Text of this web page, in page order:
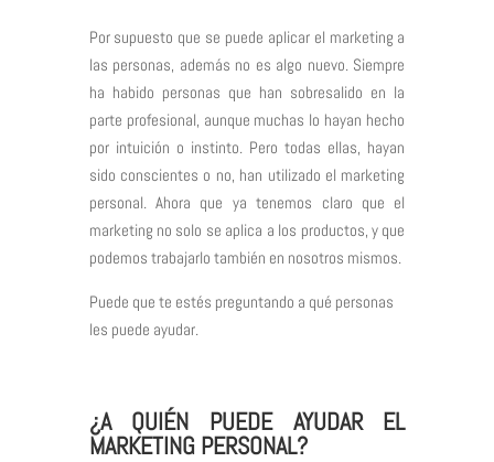
Por supuesto que se puede aplicar el marketing a
las personas, además no es algo nuevo. Siempre
ha habido personas que han sobresalido en la
parte profesional, aunque muchas lo hayan hecho
por intuición o instinto. Pero todas ellas, hayan
sido conscientes o no, han utilizado el marketing
personal. Ahora que ya tenemos claro que el
marketing no solo se aplica a los productos, y que
podemos trabajarlo también en nosotros mismos.
Puede que te estés preguntando a qué personas
les puede ayudar.
¿A QUIÉN PUEDE AYUDAR EL
MARKETING PERSONAL?